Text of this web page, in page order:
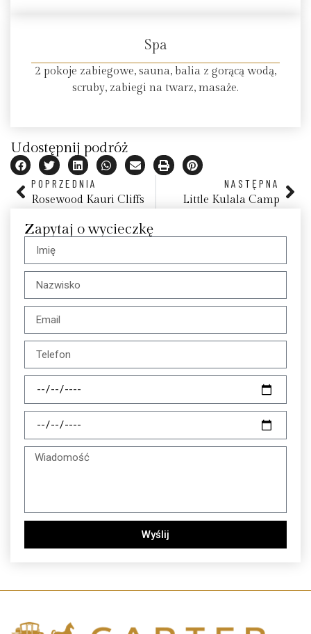
Spa
2 pokoje zabiegowe, sauna, balia z gorącą wodą,
scruby, zabiegi na twarz, masaże.
Udostępnij podróż
POPRZEDNIA
Rosewood Kauri Cliffs
NASTĘPNA
Little Kulala Camp
Zapytaj o wycieczkę
Wyślij